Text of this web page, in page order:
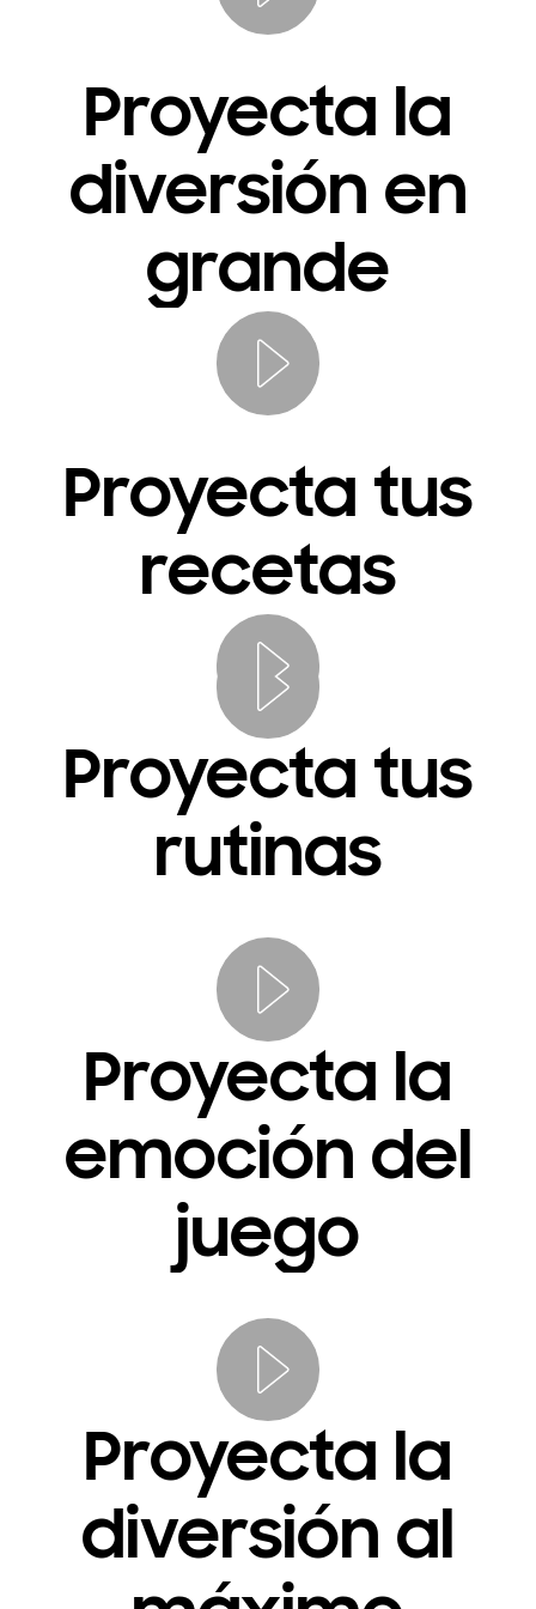
Proyecta la
diversión en
grande
Proyecta tus
recetas
Proyecta tus
rutinas
Proyecta la
emoción del
juego
Proyecta la
diversión al